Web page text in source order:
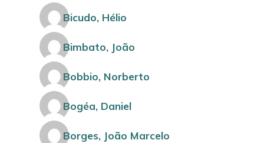
Bicudo, Hélio
Bimbato, João
Bobbio, Norberto
Bogéa, Daniel
Borges, João Marcelo